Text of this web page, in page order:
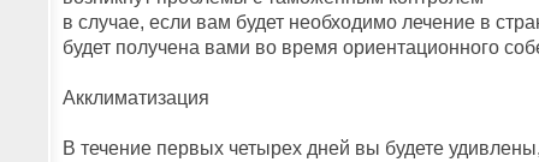
в случае, если вам будет необходимо лечение в
будет получена вами во время ориентационного
Акклиматизация
В течение первых четырех дней вы будете